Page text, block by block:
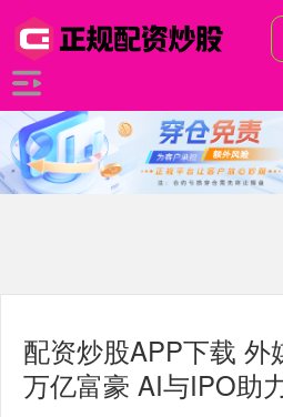
配资炒股APP下载 外
万亿富豪 AI与IPO助